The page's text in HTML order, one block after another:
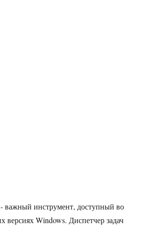
- важный инструмент, доступный во
версиях Windows. Диспетчер задач